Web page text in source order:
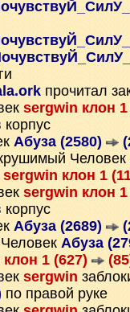
прочитал
sergwin клон 1
корпус
Абуза (2580)
Человек
sergwin клон 1
sergwin клон 1
корпус
Абуза (2689)
Абуза
1 (627)
sergwin
по правой руке